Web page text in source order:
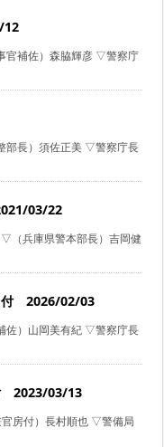
12
官補佐）森脇輝彦 ▽警察庁
部長）須佐正美 ▽警察庁長
03/22
（兵庫県警本部長）吉岡健
付 2026/02/03
佐）山岡美有紀 ▽警察庁長
2023/03/13
房付）長村順也 ▽警備局